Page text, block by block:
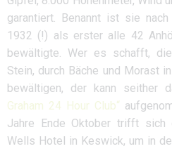
garantiert. Benannt ist sie
1932 (!) als erster alle 42
bewältigte. Wer es schafft,
Stein, durch Bäche und Morast
bewältigen, der kann seither
Graham 24 Hour Club“
Jahre Ende Oktober trifft
Wells Hotel in Keswick, um in